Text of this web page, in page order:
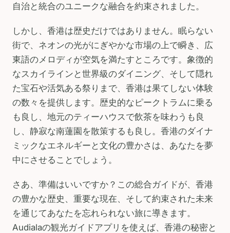
自治と統合のユニークな融合を約束されました。
しかし、香港は歴史だけではありません。眠らない
街で、ネオンの光がにぎやかな市場の上で瞬き、広
東語のメロディが空気を満たすところです。象徴的
なスカイラインと世界級のダイニング、そして隠れ
た宝石や活気ある祭りまで、香港は果てしない体験
の数々を提供します。歴史的なピークトラムに乗る
も良し、地元のティーハウスで飲茶を味わうも良
し、静寂な南蓮園を散策するも良し。香港のダイナ
ミックなエネルギーと文化の豊かさは、あなたを夢
中にさせることでしょう。
さあ、準備はいいですか？この総合ガイドが、香港
の豊かな歴史、重要な現在、そして約束された未来
を通じてあなたを忘れられない旅に導きます。
Audialaの観光ガイドアプリを使えば、香港の秘密と